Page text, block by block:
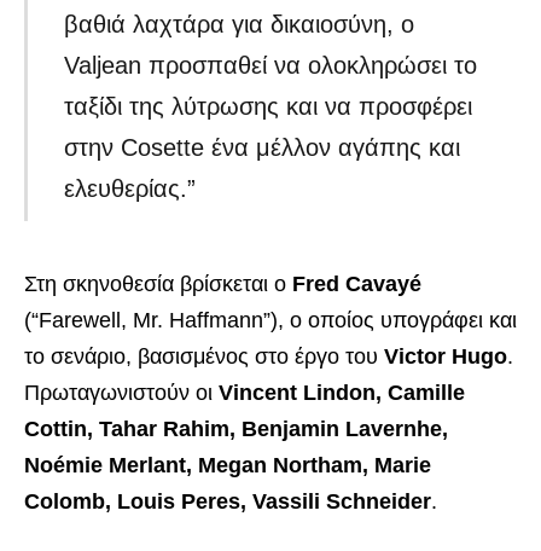
βαθιά λαχτάρα για δικαιοσύνη, ο
Valjean προσπαθεί να ολοκληρώσει το
ταξίδι της λύτρωσης και να προσφέρει
στην Cosette ένα μέλλον αγάπης και
ελευθερίας.”
Στη σκηνοθεσία βρίσκεται ο Fred Cavayé
(“Farewell, Mr. Haffmann”), ο οποίος υπογράφει και
το σενάριο, βασισμένος στο έργο του Victor Hugo.
Πρωταγωνιστούν οι Vincent Lindon, Camille
Cottin, Tahar Rahim, Benjamin Lavernhe,
Noémie Merlant, Megan Northam, Marie
Colomb, Louis Peres, Vassili Schneider.